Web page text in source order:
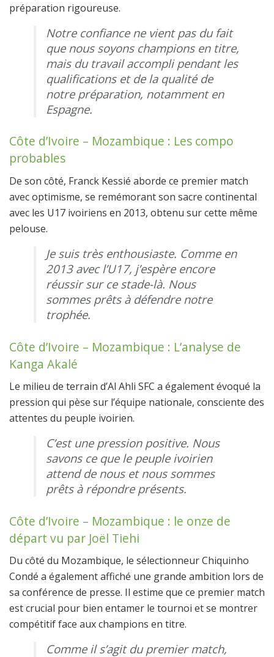
préparation rigoureuse.
Notre confiance ne vient pas du fait
que nous soyons champions en titre,
mais du travail accompli pendant les
qualifications et de la qualité de
notre préparation, notamment en
Espagne.
Côte d’Ivoire – Mozambique : Les compo
probables
De son côté, Franck Kessié aborde ce premier match
avec optimisme, se remémorant son sacre continental
avec les U17 ivoiriens en 2013, obtenu sur cette même
pelouse.
Je suis très enthousiaste. Comme en
2013 avec l’U17, j’espère encore
réussir sur ce stade-là. Nous
sommes prêts à défendre notre
trophée.
Côte d’Ivoire – Mozambique : L’analyse de
Kanga Akalé
Le milieu de terrain d’Al Ahli SFC a également évoqué la
pression qui pèse sur l’équipe nationale, consciente des
attentes du peuple ivoirien.
C’est une pression positive. Nous
savons ce que le peuple ivoirien
attend de nous et nous sommes
prêts à répondre présents.
Côte d’Ivoire – Mozambique : le onze de
départ vu par Joël Tiehi
Du côté du Mozambique, le sélectionneur Chiquinho
Condé a également affiché une grande ambition lors de
sa conférence de presse. Il estime que ce premier match
est crucial pour bien entamer le tournoi et se montrer
compétitif face aux champions en titre.
Comme il s’agit du premier match,